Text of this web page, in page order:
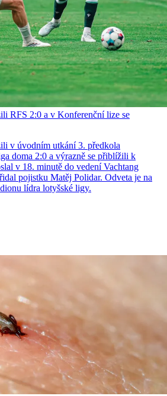
RFS 2:0 a v Konferenční lize se
v úvodním utkání 3. předkola
doma 2:0 a výrazně se přiblížili k
v 18. minutě do vedení Vachtang
pojistku Matěj Polidar. Odveta je na
lídra lotyšské ligy.